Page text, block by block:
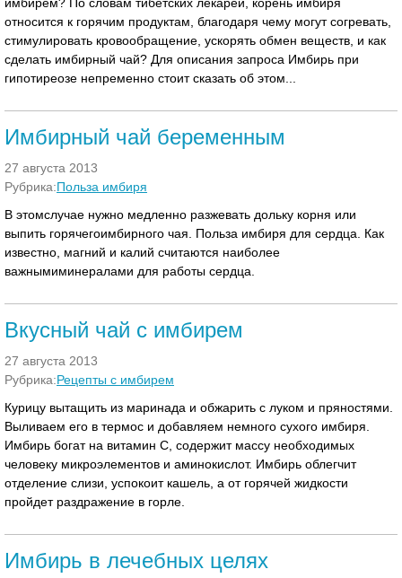
относится к горячим продуктам, благодаря чему могут согревать,
стимулировать кровообращение, ускорять обмен веществ, и как
сделать имбирный чай? Для описания запроса Имбирь при
гипотиреозе непременно стоит сказать об этом...
Имбирный чай беременным
27 августа 2013
Рубрика:Польза имбиря
В этомслучае нужно медленно разжевать дольку корня или
выпить горячегоимбирного чая. Польза имбиря для сердца. Как
известно, магний и калий считаются наиболее
важнымиминералами для работы сердца.
Вкусный чай с имбирем
27 августа 2013
Рубрика:Рецепты с имбирем
Курицу вытащить из маринада и обжарить с луком и пряностями.
Выливаем его в термос и добавляем немного сухого имбиря.
Имбирь богат на витамин С, содержит массу необходимых
человеку микроэлементов и аминокислот. Имбирь облегчит
отделение слизи, успокоит кашель, а от горячей жидкости
пройдет раздражение в горле.
Имбирь в лечебных целях